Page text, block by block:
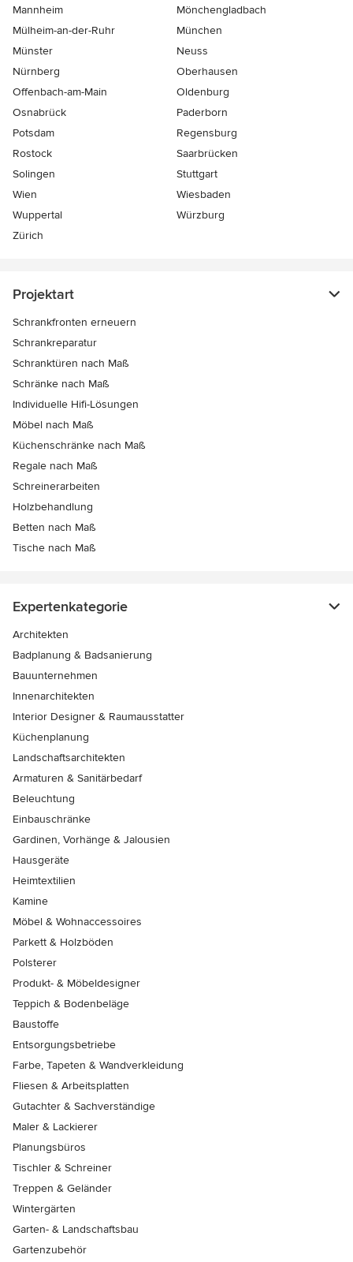
Mannheim
Mönchen­gladbach
Mülheim-an-der-Ruhr
München
Münster
Neuss
Nürnberg
Oberhausen
Offenbach-am-Main
Oldenburg
Osnabrück
Paderborn
Potsdam
Regensburg
Rostock
Saarbrücken
Solingen
Stuttgart
Wien
Wiesbaden
Wuppertal
Würzburg
Zürich
Projektart
Schrankfronten erneuern
Schrankreparatur
Schranktüren nach Maß
Schränke nach Maß
Individuelle Hifi-Lösungen
Möbel nach Maß
Küchenschränke nach Maß
Regale nach Maß
Schreinerarbeiten
Holzbehandlung
Betten nach Maß
Tische nach Maß
Expertenkategorie
Architekten
Badplanung & Badsanierung
Bauunternehmen
Innenarchitekten
Interior Designer & Raumausstatter
Küchenplanung
Landschaftsarchitekten
Armaturen & Sanitärbedarf
Beleuchtung
Einbauschränke
Gardinen, Vorhänge & Jalousien
Hausgeräte
Heimtextilien
Kamine
Möbel & Wohnaccessoires
Parkett & Holzböden
Polsterer
Produkt- & Möbeldesigner
Teppich & Bodenbeläge
Baustoffe
Entsorgungsbetriebe
Farbe, Tapeten & Wandverkleidung
Fliesen & Arbeitsplatten
Gutachter & Sachverständige
Maler & Lackierer
Planungsbüros
Tischler & Schreiner
Treppen & Geländer
Wintergärten
Garten- & Landschaftsbau
Gartenzubehör